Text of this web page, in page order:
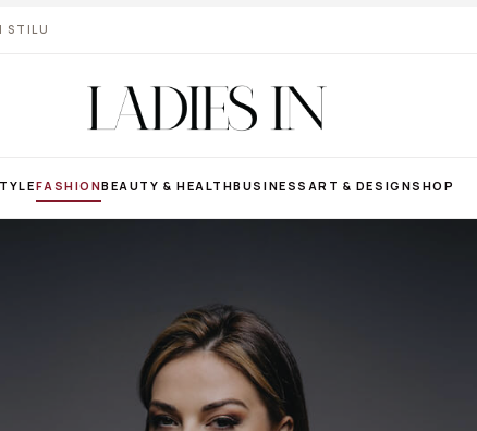
STILU
FASHIONBEAUTY & HEALTHBUSINESS ART & DESIGNSHOP